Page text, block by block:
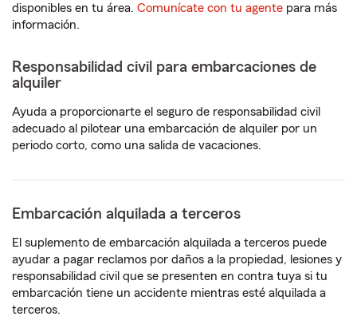
disponibles en tu área. Comunícate con tu agente para más
información.
Responsabilidad civil para embarcaciones de
alquiler
Ayuda a proporcionarte el seguro de responsabilidad civil
adecuado al pilotear una embarcación de alquiler por un
periodo corto, como una salida de vacaciones.
Embarcación alquilada a terceros
El suplemento de embarcación alquilada a terceros puede
ayudar a pagar reclamos por daños a la propiedad, lesiones y
responsabilidad civil que se presenten en contra tuya si tu
embarcación tiene un accidente mientras esté alquilada a
terceros.